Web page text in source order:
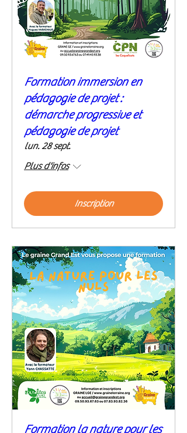
Formation immersion en
pédagogie de projet :
démarche progressive et
pédagogie de projet
lun. 28 sept.
Plus d'infos
Inscription
Formation la nature pour les